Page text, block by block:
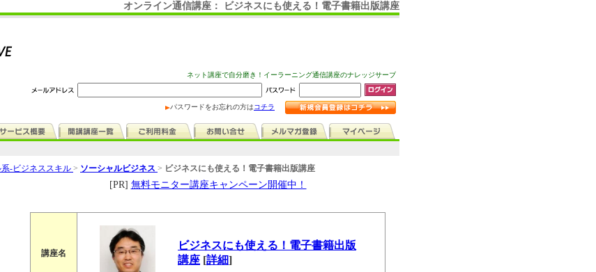
オンライン通信講座： ビジネスにも使える！電子書籍出版講座
ネット講座で自分磨き！イーラーニング通信講座のナレッジサーブ
パスワードをお忘れの方はコチラ
-ビジネススキル > ソーシャルビジネス > ビジネスにも使える！電子書籍出版講座
[PR] 無料モニター講座キャンペーン開催中！
講座名
ビジネスにも使える！電子書籍出版
講座 [詳細]